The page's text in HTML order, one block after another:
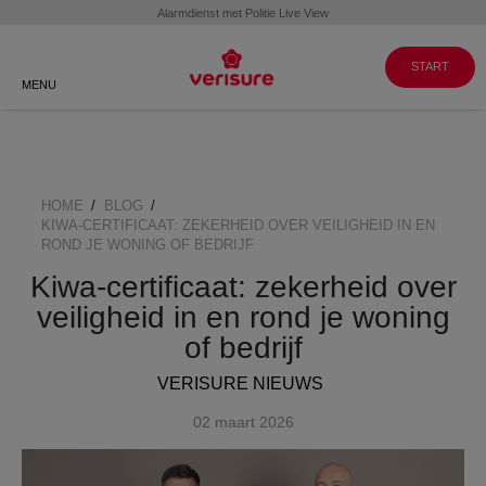
WERKEN BIJ
MENU
START
BREADCRUMB
HOME
BLOG
KIWA-CERTIFICAAT: ZEKERHEID OVER VEILIGHEID IN EN
ROND JE WONING OF BEDRIJF
Kiwa-certificaat: zekerheid over
veiligheid in en rond je woning
of bedrijf
VERISURE NIEUWS
02 maart 2026